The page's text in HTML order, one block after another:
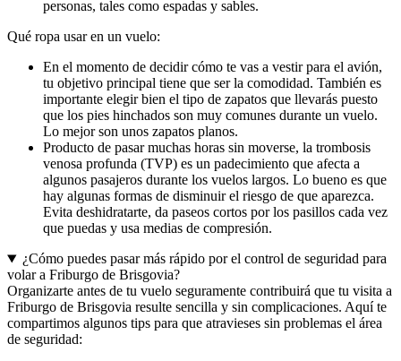
personas, tales como espadas y sables.
Qué ropa usar en un vuelo:
En el momento de decidir cómo te vas a vestir para el avión,
tu objetivo principal tiene que ser la comodidad. También es
importante elegir bien el tipo de zapatos que llevarás puesto
que los pies hinchados son muy comunes durante un vuelo.
Lo mejor son unos zapatos planos.
Producto de pasar muchas horas sin moverse, la trombosis
venosa profunda (TVP) es un padecimiento que afecta a
algunos pasajeros durante los vuelos largos. Lo bueno es que
hay algunas formas de disminuir el riesgo de que aparezca.
Evita deshidratarte, da paseos cortos por los pasillos cada vez
que puedas y usa medias de compresión.
¿Cómo puedes pasar más rápido por el control de seguridad para
volar a Friburgo de Brisgovia?
Organizarte antes de tu vuelo seguramente contribuirá que tu visita a
Friburgo de Brisgovia resulte sencilla y sin complicaciones. Aquí te
compartimos algunos tips para que atravieses sin problemas el área
de seguridad: